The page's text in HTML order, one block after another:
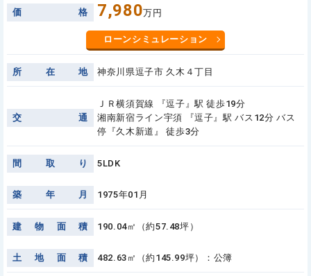
価 格 7,980万円
ローンシミュレーション
所 在 地 神奈川県逗子市 久木４丁目
交 通
ＪＲ横須賀線 『逗子』駅 徒歩19分
湘南新宿ライン宇須 『逗子』駅 バス12分 バス
停『久木新道』 徒歩3分
間 取 り 5LDK
築 年 月 1975年01月
建 物 面 積 190.04㎡（約57.48坪）
土 地 面 積 482.63㎡（約145.99坪）：公簿